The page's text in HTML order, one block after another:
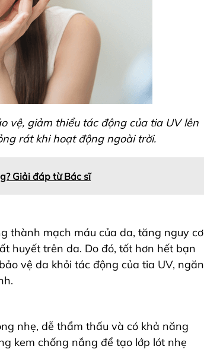
vệ, giảm thiểu tác động của tia UV lên
rát khi hoạt động ngoài trời.
Giải đáp từ Bác sĩ
thành mạch máu của da, tăng nguy cơ
huyết trên da. Do đó, tốt hơn hết bạn
vệ da khỏi tác động của tia UV, ngăn
nhẹ, dễ thẩm thấu và có khả năng
kem chống nắng để tạo lớp lót nhẹ